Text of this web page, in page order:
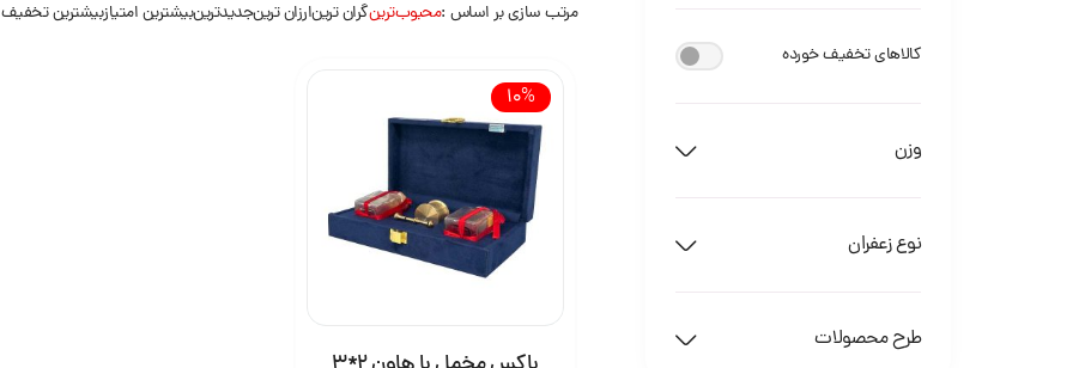
کالاهای تخفیف خورده
وزن
نوع زعفران
طرح محصولات
مرتب سازی بر اساس محبوب‌ترینگران ترینارزان ترینجدیدترینبیشترین امتیازبیشترین تخفیف
10%